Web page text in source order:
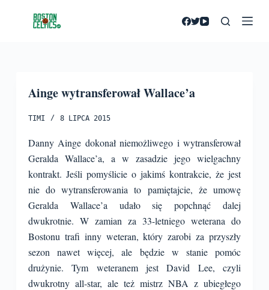
Ainge wytransferował Wallace’a
TIMI 8 LIPCA 2015
Danny Ainge dokonał niemożliwego i wytransferował
Geralda Wallace’a, a w zasadzie jego wielgachny
kontrakt. Jeśli pomyślicie o jakimś kontrakcie, że jest
nie do wytransferowania to pamiętajcie, że umowę
Geralda Wallace’a udało się popchnąć dalej
dwukrotnie. W zamian za 33-letniego weterana do
Bostonu trafi inny weteran, który zarobi za przyszły
sezon nawet więcej, ale będzie w stanie pomóc
drużynie. Tym weteranem jest David Lee, czyli
dwukrotny all-star, ale też mistrz NBA z ubiegłego